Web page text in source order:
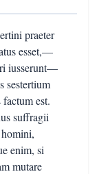
praeter
esset,—
iusserunt—
sestertium
est.
suffragii
enim, si
mutare